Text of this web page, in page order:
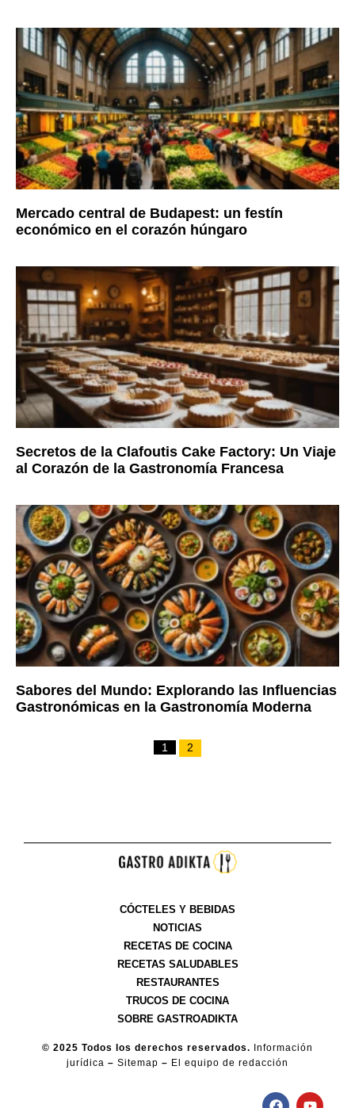
Mercado central de Budapest: un festín
económico en el corazón húngaro
Secretos de la Clafoutis Cake Factory: Un Viaje
al Corazón de la Gastronomía Francesa
Sabores del Mundo: Explorando las Influencias
Gastronómicas en la Gastronomía Moderna
1 2
CÓCTELES Y BEBIDAS
NOTICIAS
RECETAS DE COCINA
RECETAS SALUDABLES
RESTAURANTES
TRUCOS DE COCINA
SOBRE GASTROADIKTA
© 2025 Todos los derechos reservados.
Información
jurídica – Sitemap – El equipo de redacción